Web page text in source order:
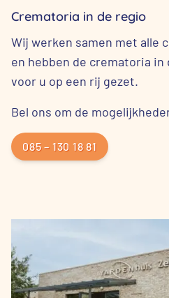
Crematoria in de regio
Wij werken samen met alle
en hebben de crematoria in
voor u op een rij gezet.
Bel ons om de
085 – 130 18 81